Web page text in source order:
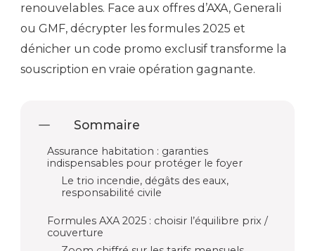
renouvelables. Face aux offres d’AXA, Generali
ou GMF, décrypter les formules 2025 et
dénicher un code promo exclusif transforme la
souscription en vraie opération gagnante.
Sommaire
Assurance habitation : garanties
indispensables pour protéger le foyer
Le trio incendie, dégâts des eaux,
responsabilité civile
Formules AXA 2025 : choisir l’équilibre prix /
couverture